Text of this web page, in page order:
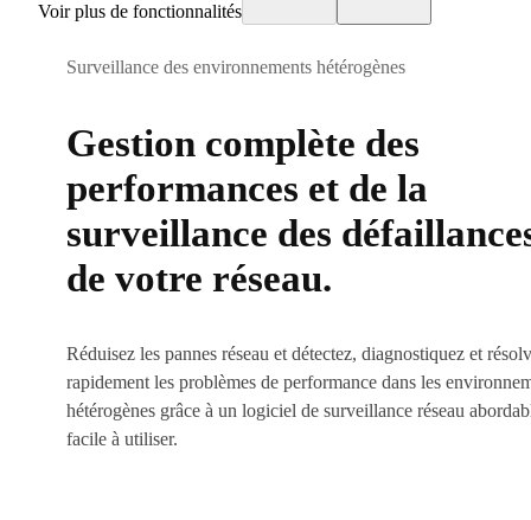
Voir plus de fonctionnalités
Surveillance des environnements hétérogènes
Gestion complète des
performances et de la
surveillance des
de votre réseau.
Réduisez les pannes réseau et détectez, diagnostiquez et
rapidement les problèmes de performance dans les
hétérogènes grâce à un logiciel de surveillance réseau
facile à utiliser.